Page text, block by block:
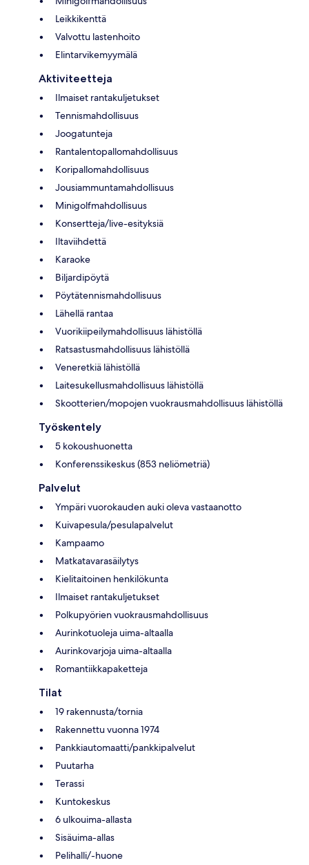
Leikkikenttä
Valvottu lastenhoito
Elintarvikemyymälä
Aktiviteetteja
Ilmaiset rantakuljetukset
Tennismahdollisuus
Joogatunteja
Rantalentopallomahdollisuus
Koripallomahdollisuus
Jousiammuntamahdollisuus
Minigolfmahdollisuus
Konsertteja/live-esityksiä
Iltaviihdettä
Karaoke
Biljardipöytä
Pöytätennismahdollisuus
Lähellä rantaa
Vuorikiipeilymahdollisuus lähistöllä
Ratsastusmahdollisuus lähistöllä
Veneretkiä lähistöllä
Laitesukellusmahdollisuus lähistöllä
Skootterien/mopojen vuokrausmahdollisuus lähistöllä
Työskentely
5 kokoushuonetta
Konferenssikeskus (853 neliömetriä)
Palvelut
Ympäri vuorokauden auki oleva vastaanotto
Kuivapesula/pesulapalvelut
Kampaamo
Matkatavarasäilytys
Kielitaitoinen henkilökunta
Ilmaiset rantakuljetukset
Polkupyörien vuokrausmahdollisuus
Aurinkotuoleja uima-altaalla
Aurinkovarjoja uima-altaalla
Romantiikkapaketteja
Tilat
19 rakennusta/tornia
Rakennettu vuonna 1974
Pankkiautomaatti/pankkipalvelut
Puutarha
Terassi
Kuntokeskus
6 ulkouima-allasta
Sisäuima-allas
Pelihalli/-huone